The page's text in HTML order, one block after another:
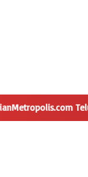
Desa Trimulyo